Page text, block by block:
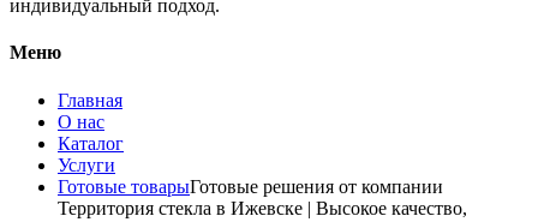
индивидуальный подход.
Меню
Главная
О нас
Каталог
Услуги
Готовые товарыГотовые решения от компании
Территория стекла в Ижевске | Высокое качество,